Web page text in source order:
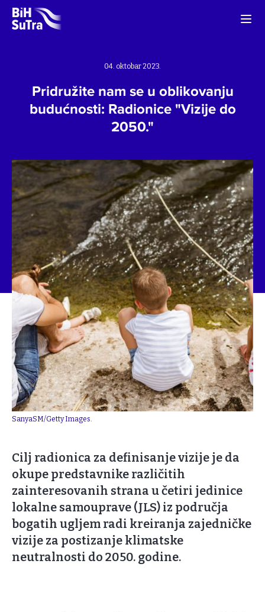
04. oktobar 2023.
Pridružite nam se u oblikovanju
budućnosti: Radionice "Vizije do
2050."
SanyaSM/Getty Images.
Cilj radionica za definisanje vizije je da
okupe predstavnike različitih
zainteresovanih strana u četiri jedinice
lokalne samouprave (JLS) iz područja
bogatih ugljem radi kreiranja zajedničke
vizije za postizanje klimatske
neutralnosti do 2050. godine.